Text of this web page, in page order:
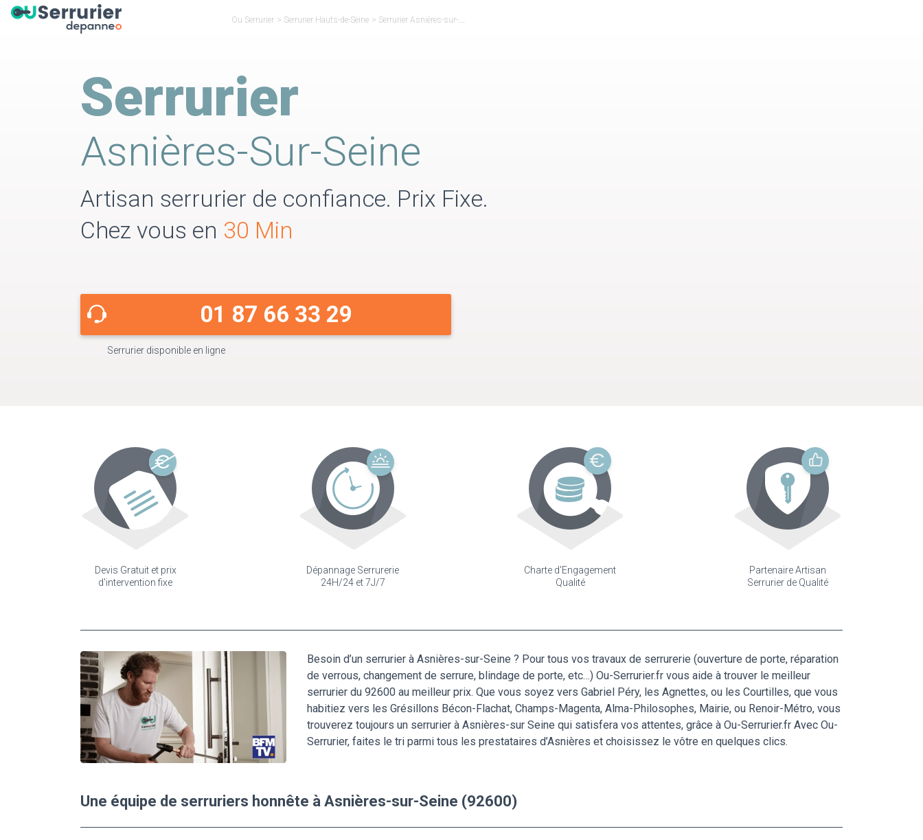
Ou Serrurier > Serrurier Hauts-de-Seine > Serrurier Asnières-sur-Seine
Serrurier
Asnières-Sur-Seine
Artisan serrurier de confiance. Prix Fixe.
Chez vous en 30 Min
01 87 66 33 29
Serrurier disponible en ligne
Devis Gratuit et prix
d'intervention fixe
Dépannage Serrurerie
24H/24 et 7J/7
Charte d'Engagement
Qualité
Partenaire Artisan
Serrurier de Qualité
Besoin d’un serrurier à Asnières-sur-Seine ? Pour tous vos travaux de serrurerie (ouverture de porte, réparation
de verrous, changement de serrure, blindage de porte, etc…) Ou-Serrurier.fr vous aide à trouver le meilleur
serrurier du 92600 au meilleur prix. Que vous soyez vers Gabriel Péry, les Agnettes, ou les Courtilles, que vous
habitiez vers les Grésillons Bécon-Flachat, Champs-Magenta, Alma-Philosophes, Mairie, ou Renoir-Métro, vous
trouverez toujours un serrurier à Asnières-sur Seine qui satisfera vos attentes, grâce à Ou-Serrurier.fr Avec Ou-
Serrurier, faites le tri parmi tous les prestataires d’Asnières et choisissez le vôtre en quelques clics.
Une équipe de serruriers honnête à Asnières-sur-Seine (92600)